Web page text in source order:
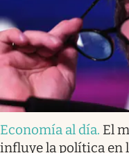
Economía al día. El
influye la política en